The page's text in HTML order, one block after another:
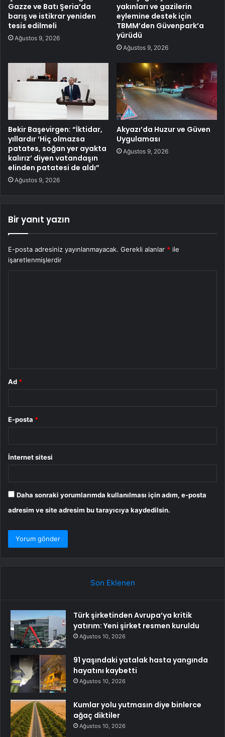
Gazze ve Batı Şeria’da
barış ve istikrar yeniden
tesis edilmeli
Ağustos 9, 2026
yakınları ve gazilerin
eylemine destek için
TBMM’den Güvenpark’a
yürüdü
Ağustos 9, 2026
Bekir Başevirgen: “İktidar,
yıllardır ‘Hiç olmazsa
patates, soğan yer ayakta
kalırız’ diyen vatandaşın
elinden patatesi de aldı”
Ağustos 9, 2026
Akyazı’da Huzur ve Güven
Uygulaması
Ağustos 9, 2026
Bir yanıt yazın
E-posta adresiniz yayınlanmayacak. Gerekli alanlar * ile
işaretlenmişlerdir
Ad *
E-posta *
İnternet sitesi
Daha sonraki yorumlarımda kullanılması için adım, e-posta
adresim ve site adresim bu tarayıcıya kaydedilsin.
Son Eklenen
Türk şirketinden Avrupa’ya kritik
yatırım: Yeni şirket resmen kuruldu
Ağustos 10, 2026
91 yaşındaki yatalak hasta yangında
hayatını kaybetti
Ağustos 10, 2026
Kumlar yolu yutmasın diye binlerce
ağaç diktiler
Ağustos 10, 2026